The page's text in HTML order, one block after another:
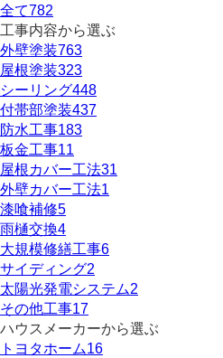
全て782
工事内容から選ぶ
外壁塗装763
屋根塗装323
シーリング448
付帯部塗装437
防水工事183
板金工事11
屋根カバー工法31
外壁カバー工法1
漆喰補修5
雨樋交換4
大規模修繕工事6
サイディング2
太陽光発電システム2
その他工事17
ハウスメーカーから選ぶ
トヨタホーム16